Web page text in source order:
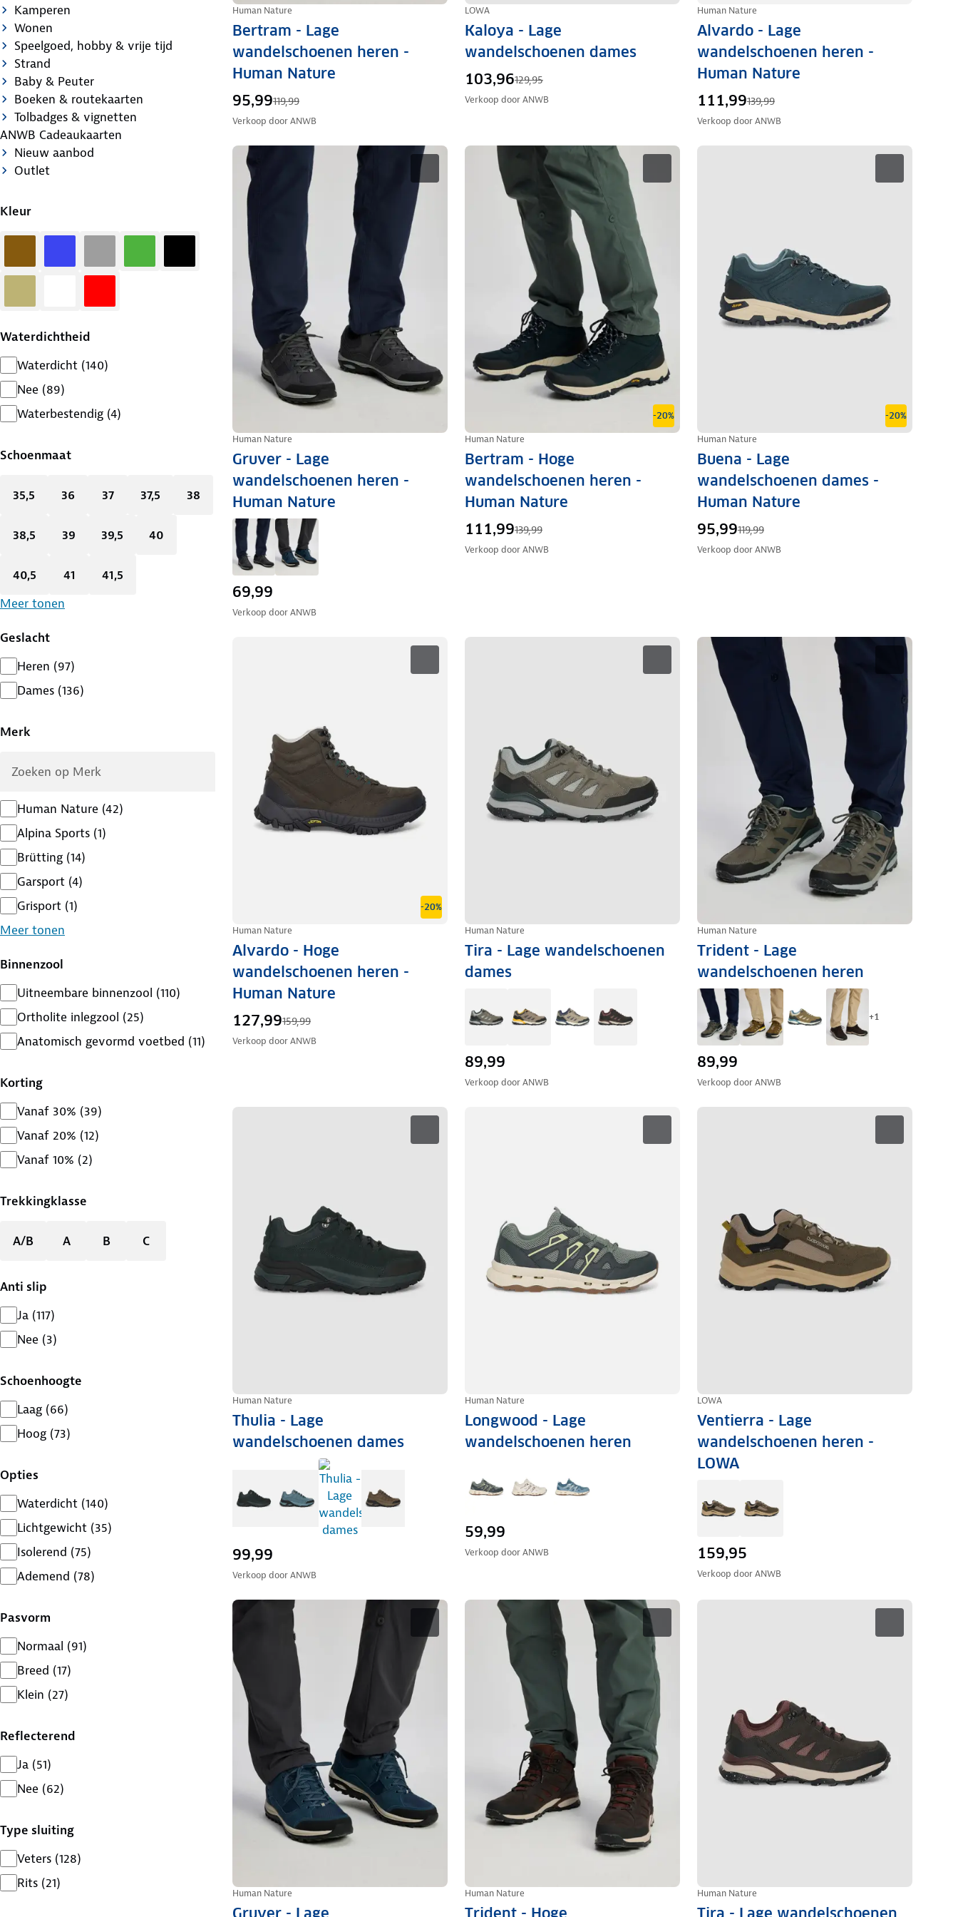
Kamperen
Wonen
Speelgoed, hobby & vrije tijd
Strand
Baby & Peuter
Boeken & routekaarten
Tolbadges & vignetten
ANWB Cadeaukaarten
Nieuw aanbod
Outlet
Kleur
Waterdichtheid
Waterdicht (140)
Nee (89)
Waterbestendig (4)
Schoenmaat
35,5 36 37 37,5 38
38,5 39 39,5 40
40,5 41
41,5
Meer tonen
Geslacht
Heren (97)
Dames (136)
Merk
Human Nature (42)
Alpina Sports (1)
Brütting (14)
Garsport (4)
Grisport (1)
Meer tonen
Binnenzool
Uitneembare binnenzool (110)
Ortholite inlegzool (25)
Anatomisch gevormd voetbed (11)
Korting
Vanaf 30% (39)
Vanaf 20% (12)
Vanaf 10% (2)
Trekkingklasse
A/B A B C
Anti slip
Ja (117)
Nee (3)
Schoenhoogte
Laag (66)
Hoog (73)
Opties
Waterdicht (140)
Lichtgewicht (35)
Isolerend (75)
Ademend (78)
Pasvorm
Normaal (91)
Breed (17)
Klein (27)
Reflecterend
Ja (51)
Nee (62)
Type sluiting
Veters (128)
Rits (21)
Human Nature
Bertram - Lage
wandelschoenen heren -
Human Nature
95,99119,99
Verkoop doorANWB
LOWA
Kaloya - Lage
wandelschoenen dames
103,96129,95
Verkoop doorANWB
Human Nature
Alvardo - Lage
wandelschoenen heren -
Human Nature
111,99139,99
Verkoop doorANWB
Human Nature
Gruver - Lage
wandelschoenen heren -
Human Nature
69,99
Verkoop doorANWB
-20%
Human Nature
Bertram - Hoge
wandelschoenen heren -
Human Nature
111,99139,99
Verkoop doorANWB
-20%
Human Nature
Buena - Lage
wandelschoenen dames -
Human Nature
95,99119,99
Verkoop doorANWB
-20%
Human Nature
Alvardo - Hoge
wandelschoenen heren -
Human Nature
127,99159,99
Verkoop doorANWB
Human Nature
Tira - Lage wandelschoenen
dames
89,99
Verkoop doorANWB
Human Nature
Trident - Lage
wandelschoenen heren
+1
89,99
Verkoop doorANWB
Human Nature
Thulia - Lage
wandelschoenen dames
99,99
Verkoop doorANWB
Human Nature
Longwood - Lage
wandelschoenen heren
59,99
Verkoop doorANWB
LOWA
Ventierra - Lage
wandelschoenen heren -
LOWA
159,95
Verkoop doorANWB
Human Nature
Gruver - Lage
Human Nature
Trident - Hoge
Human Nature
Tira - Lage wandelschoenen